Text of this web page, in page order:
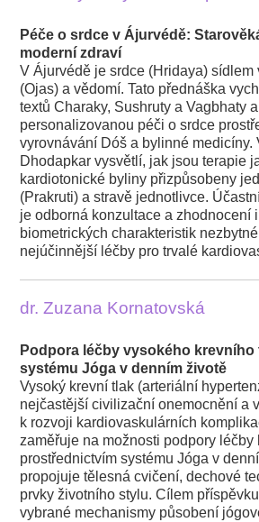
Péče o srdce v Ájurvédě:
moderní zdraví
V Ájurvédě je srdce (Hridaya) sídlem
(Ojas) a vědomí. Tato přednáška
textů Charaky, Sushruty a Vagbhaty
personalizovanou péči o srdce
vyrovnávání Dóš a bylinné medicíny.
Dhodapkar vysvětlí, jak jsou terapie
kardiotonické byliny přizpůsobeny
(Prakruti) a stravě jednotlivce.
je odborná konzultace a zhodnocení
biometrických charakteristik
nejúčinnější léčby pro trvalé
dr. Zuzana Kornatovská
Podpora léčby vysokého
systému Jóga v denním životě
Vysoký krevní tlak (arteriální
nejčastější civilizační onemocnění a
k rozvoji kardiovaskulárních
zaměřuje na možnosti podpory léčby
prostřednictvím systému Jóga v
propojuje tělesná cvičení, dechové
prvky životního stylu. Cílem
vybrané mechanismy působení